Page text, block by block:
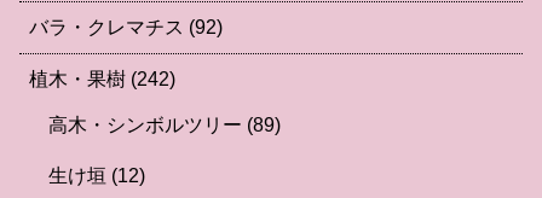
バラ・クレマチス (92)
植木・果樹 (242)
高木・シンボルツリー (89)
生け垣 (12)